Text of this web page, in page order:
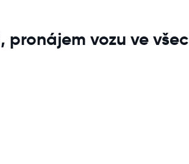
pronájem vozu ve